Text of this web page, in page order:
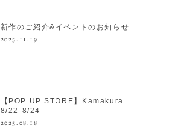
新作のご紹介&イベントのお知らせ
2025.11.19
【POP UP STORE】Kamakura
8/22-8/24
2025.08.18